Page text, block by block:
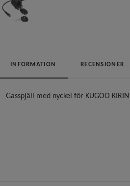
INFORMATION RECENSIONER
Gasspjäll med nyckel för KUGOO